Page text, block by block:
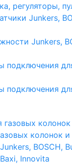
регуляторы,
Junkers,
Junkers,
подключения
подключения
колонок и
BOSCH,
Innovita